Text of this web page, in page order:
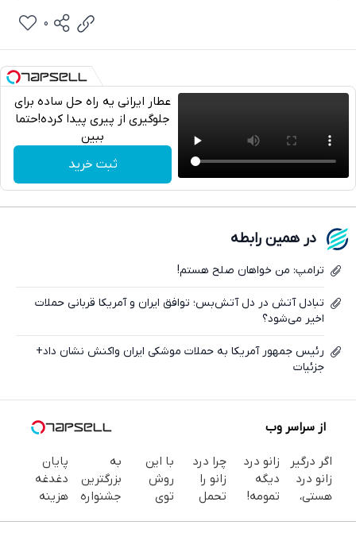
واتساپ
0
عطار ایرانی یه راه حل ساده برای
جلوگیری از پیری پیدا کرده!حتما
ببین
ثبت خرید
در همین رابطه
ترامپ: من خواهان صلح هستم!
تبادل آتش در دل آتش‌بس؛ توافق ایران و آمریکا قربانی حملات
اخیر می‌شود؟
رئیس جمهور آمریکا به حملات موشکی ایران واکنش نشان داد+
جزئیات
از سراسر وب
اگر درگیر
زانو درد
هستی،
زانو درد
دیگه
تمومه!
چرا درد
زانو را
تحمل
با این
روش
توی
به
بزرگترین
جشنواره
پایان
دغدغه
هزینه